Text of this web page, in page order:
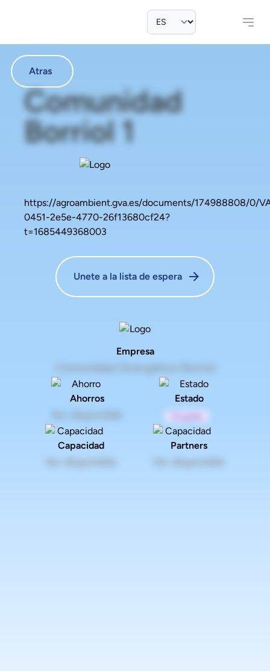
Atras
Comunidad
Borriol 1
https://agroambient.gva.es/documents/174988808/0/
0451-2e5e-4770-26f13680cf24?
t=1685449368003
Unete a la lista de espera
Empresa
Ahorros Estado
Capacidad Partners